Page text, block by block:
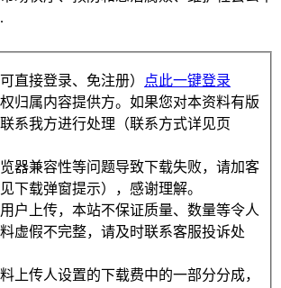
直接登录、免注册）
点此一键登录
归属内容提供方。如果您对本资料有版
系我方进行处理（联系方式详见页
器兼容性等问题导致下载失败，请加客
下载弹窗提示），感谢理解。
户上传，本站不保证质量、数量等令人
虚假不完整，请及时联系客服投诉处
上传人设置的下载费中的一部分分成，